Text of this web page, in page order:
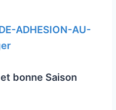
ADHESION-AU-
bonne Saison